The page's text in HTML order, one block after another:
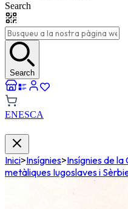
Search
Search
ENESCA
Inici>Insígnies>Insígnies de
metàliques Iugoslaves i